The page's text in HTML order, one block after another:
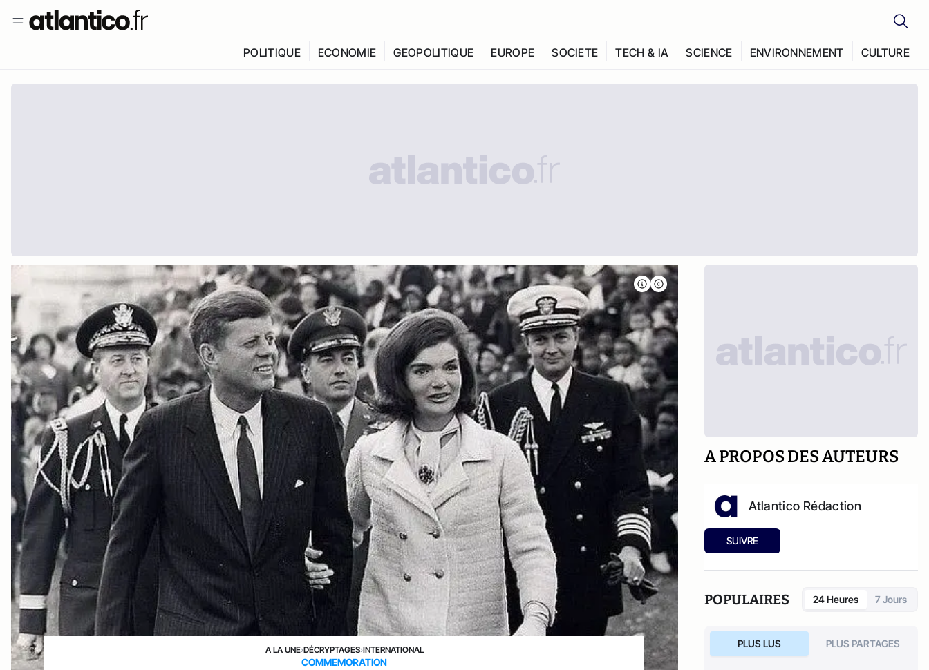
POLITIQUE ECONOMIE GEOPOLITIQUE EUROPE SOCIETE TECH & IA SCIENCE ENVIRONNEMENT CULTURE
A LA UNE›DÉCRYPTAGES›INTERNATIONAL
COMMEMORATION
A PROPOS DES AUTEURS
Atlantico Rédaction
SUIVRE
POPULAIRES 24 Heures 7 Jours
PLUS LUS PLUS PARTAGES